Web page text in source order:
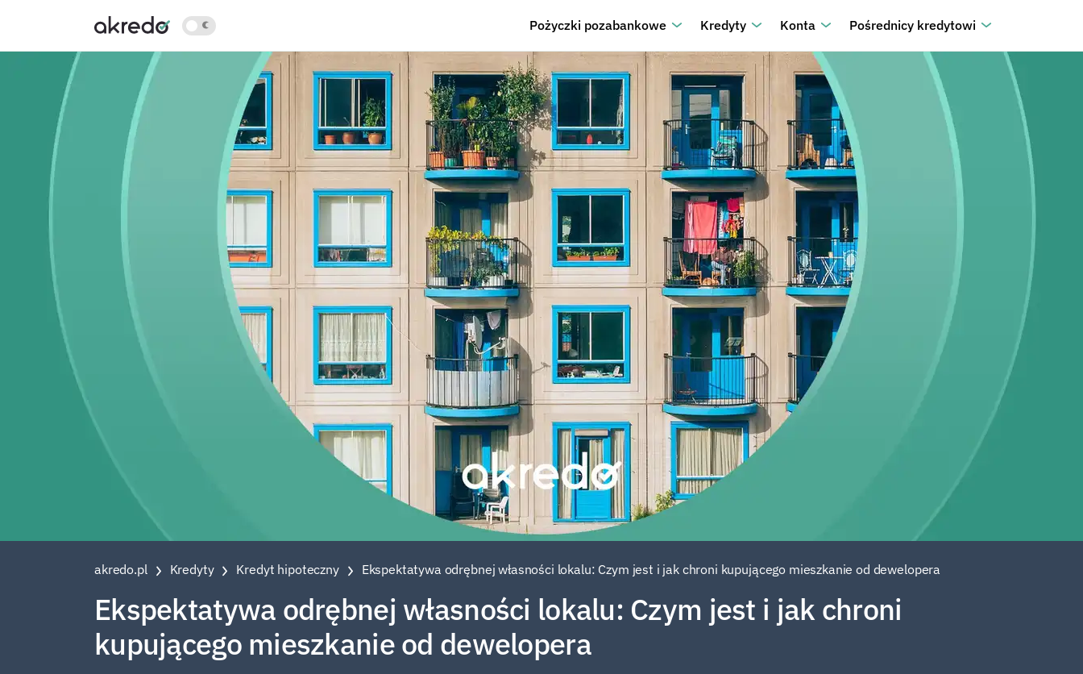
Pożyczki pozabankowe Kredyty Konta Pośrednicy kredytowi
akredo.pl Kredyty Kredyt hipoteczny Ekspektatywa odrębnej własności lokalu: Czym jest i jak chroni kupującego mieszkanie od dewelopera
Ekspektatywa odrębnej własności lokalu: Czym jest i jak chroni
kupującego mieszkanie od dewelopera